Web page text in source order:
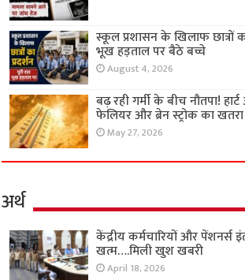
स्कूल प्रशासन के खिलाफ छात्रों
भूख हड़ताल पर बैठे बच्चे
August 4, 2026
बढ़ रही गर्मी के बीच नौतपा!
फेलियर और ब्रेन स्ट्रोक का खतरा
May 27, 2026
अर्थ
केंद्रीय कर्मचारियों और पेंशनर्स
खत्म….मिली खुश खबरी
April 18, 2026